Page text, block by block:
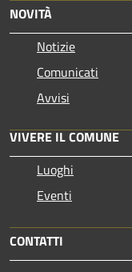
NOVITÀ
Notizie
Comunicati
Avvisi
VIVERE IL COMUNE
Luoghi
Eventi
CONTATTI